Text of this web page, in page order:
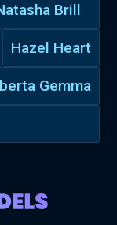
Brill
Hazel Heart
Gemma